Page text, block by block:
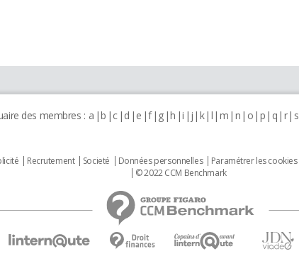
des membres : a b c d e f g h i j k l m n o p q r s
Recrutement Societé Données personnelles Paramétrer les cookies
© 2022 CCM Benchmark